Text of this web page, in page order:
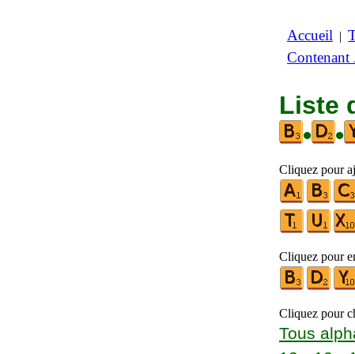
Accueil |
Liste
•
•
Cliquez pour
Cliquez pour
Cliquez pour
Tous